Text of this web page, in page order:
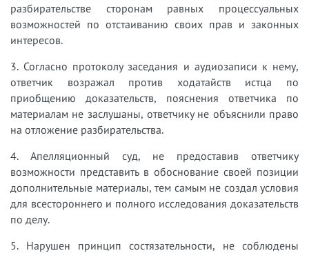
разбирательстве сторонам равных процессуальных
возможностей по отстаиванию своих прав и законных
интересов.
3. Согласно протоколу заседания и аудиозаписи к нему,
ответчик возражал против ходатайств истца по
приобщению доказательств, пояснения ответчика по
материалам не заслушаны, ответчику не объяснили право
на отложение разбирательства.
4. Апелляционный суд, не предоставив ответчику
возможности представить в обоснование своей позиции
дополнительные материалы, тем самым не создал условия
для всестороннего и полного исследования доказательств
по делу.
5. Нарушен принцип состязательности, не соблюдены